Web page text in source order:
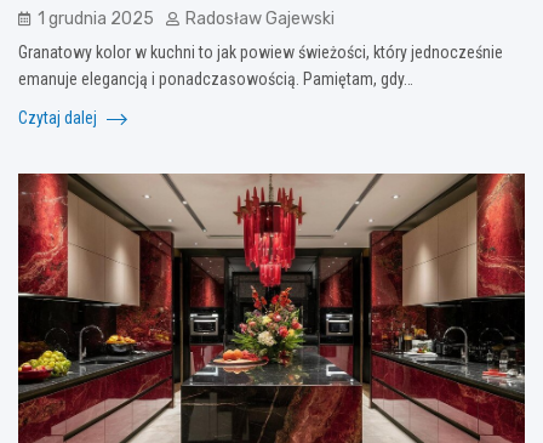
1 grudnia 2025 Radosław Gajewski
Granatowy kolor w kuchni to jak powiew świeżości, który jednocześnie
emanuje elegancją i ponadczasowością. Pamiętam, gdy…
Czytaj dalej